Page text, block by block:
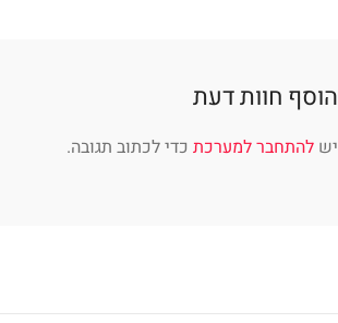
הוסף חוות דעת
יש להתחבר למערכת כדי לכתוב תגובה.